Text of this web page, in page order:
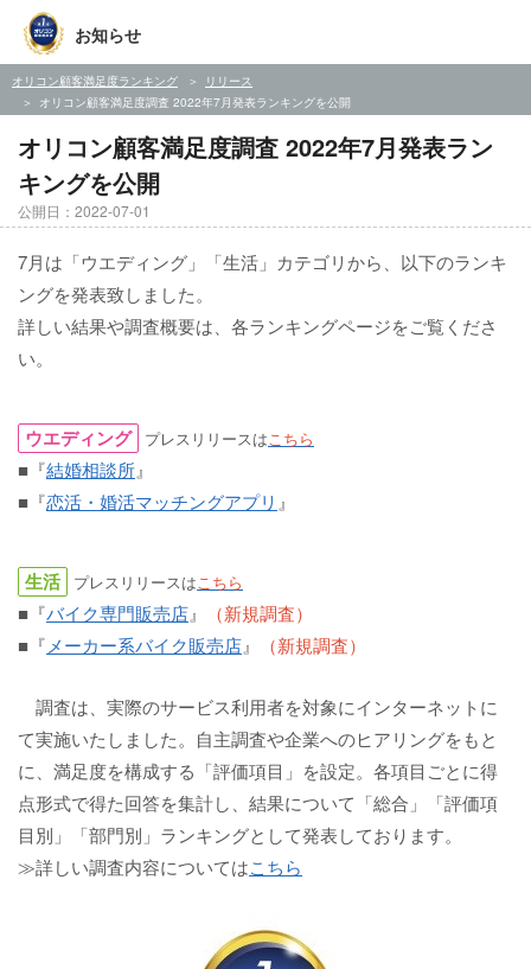
お知らせ
オリコン顧客満足度ランキング
リリース
オリコン顧客満足度調査 2022年7月発表ランキングを公開
オリコン顧客満足度調査 2022年7月発表ラン
キングを公開
公開日：2022-07-01
7月は「ウエディング」「生活」カテゴリから、以下のランキ
ングを発表致しました。
詳しい結果や調査概要は、各ランキングページをご覧くださ
い。
ウエディング プレスリリースはこちら
■『結婚相談所』
■『恋活・婚活マッチングアプリ 』
生活 プレスリリースはこちら
■『バイク専門販売店』
（新規調査）
■『 メーカー系バイク販売店』 （新規調査）
調査は、実際のサービス利用者を対象にインターネットに
て実施いたしました。自主調査や企業へのヒアリングをもと
に、満足度を構成する「評価項目」を設定。各項目ごとに得
点形式で得た回答を集計し、結果について「総合」「評価項
目別」「部門別」ランキングとして発表しております。
≫詳しい調査内容についてはこちら